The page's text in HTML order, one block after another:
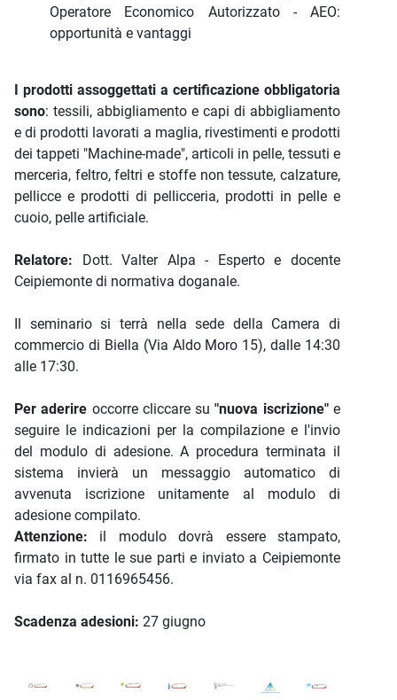
Operatore Economico Autorizzato - AEO:
opportunità e vantaggi
I prodotti assoggettati a certificazione obbligatoria
sono: tessili, abbigliamento e capi di abbigliamento
e di prodotti lavorati a maglia, rivestimenti e prodotti
dei tappeti "Machine-made", articoli in pelle, tessuti e
merceria, feltro, feltri e stoffe non tessute, calzature,
pellicce e prodotti di pellicceria, prodotti in pelle e
cuoio, pelle artificiale.
Relatore: Dott. Valter Alpa - Esperto e docente
Ceipiemonte di normativa doganale.
Il seminario si terrà nella sede della Camera di
commercio di Biella (Via Aldo Moro 15), dalle 14:30
alle 17:30.
Per aderire occorre cliccare su "nuova iscrizione"e
seguire le indicazioni per la compilazione e l'invio
del modulo di adesione. A procedura terminata il
sistema invierà un messaggio automatico di
avvenuta iscrizione unitamente al modulo di
adesione compilato.
Attenzione: il modulo dovrà essere stampato,
firmato in tutte le sue parti e inviato a Ceipiemonte
via fax al n. 0116965456.
Scadenza adesioni: 27 giugno